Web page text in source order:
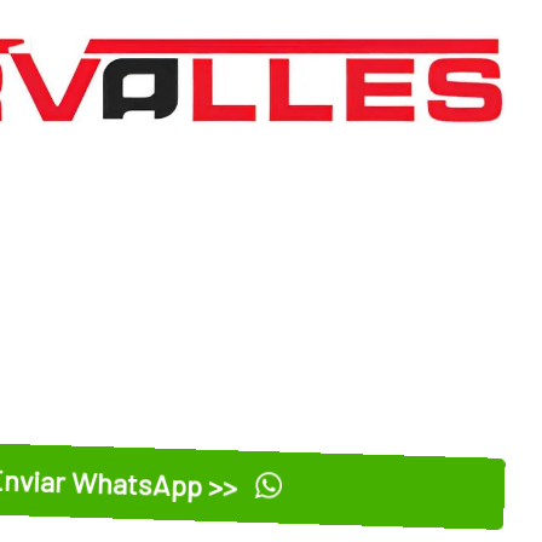
WhatsApp >>